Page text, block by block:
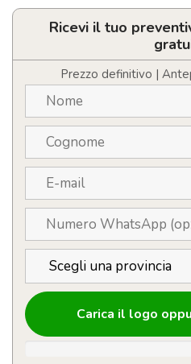
Vaillant
donna
quantità
Ricevi il tuo
Prezzo definitivo |
Carica il logo